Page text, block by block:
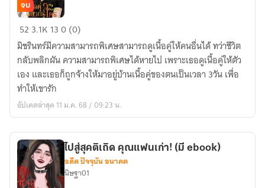
My
Destiny
เนื้อ
คู่
อยาก
รู้
ว่า
จบ
52 3.1K 130 (0)
มิชรินทร์มีความสามารถพิเศษสามารถดูเนื้อคู่ให้คนอื่นได้ ทว่าชีวิต
กลับพลิกผัน ความสามารถพิเศษได้หายไป เพราะเธอดูเนื้อคู่ให้ตัว
เอง และเธอก็ถูกจ้างให้มาอยู่บ้านเนื้อคู่ของตนเป็นเวลา 3วัน เพื่อ
ทำให้เขารัก
อัปเดตล่าสุด 11 ม.ค. 68 / 09:23 น.
ไปสู่สุคติเถิด คุณแฟนเก่า! (มี ebook)
อดีต ปัจจุบัน อนาคต
นิษฐา01